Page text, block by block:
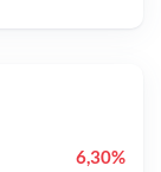
6,30%